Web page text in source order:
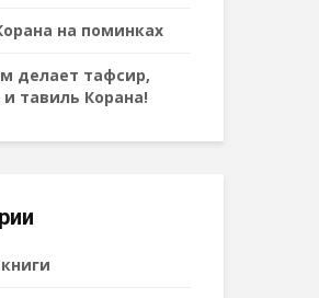
на поминках
делает тафсир,
тавиль Корана!